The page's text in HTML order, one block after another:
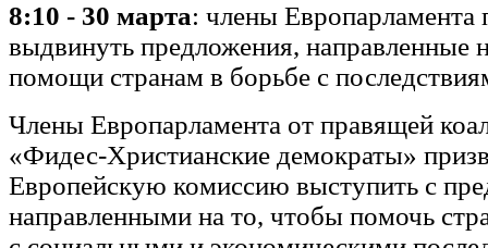
8:10 - 30 марта: члены
выдвинуть предложения, направленные
помощи странам в борьбе с
Члены Европарламента от правящей
«Фидес-Христианские демократы»
Европейскую комиссию выступить с
направленными на то, чтобы помочь